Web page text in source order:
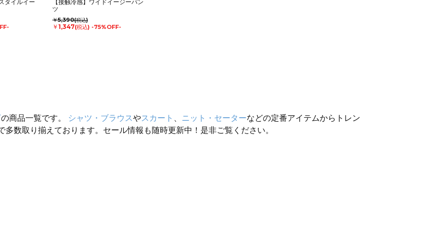
タイルイー
【接触冷感】ワイドイージーパン
ツ
￥5,390(税込)
￥1,347(税込) -75%OFF-
の商品一覧です。 シャツ・ブラウスやスカート ニット・セーターなどの定番アイテムからトレン
多数取り揃えております。セール情報も随時更新中！是非ご覧ください。